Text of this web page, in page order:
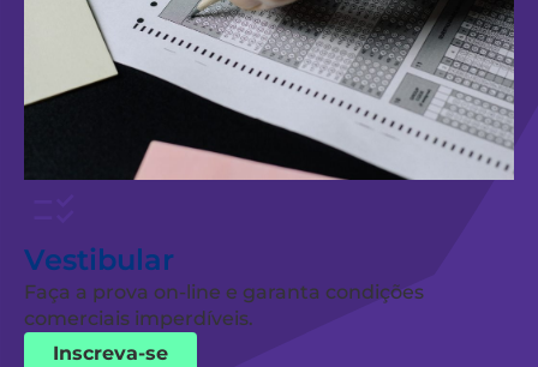
Vestibular
Faça a prova on-line e garanta condições
comerciais imperdíveis.
Inscreva-se